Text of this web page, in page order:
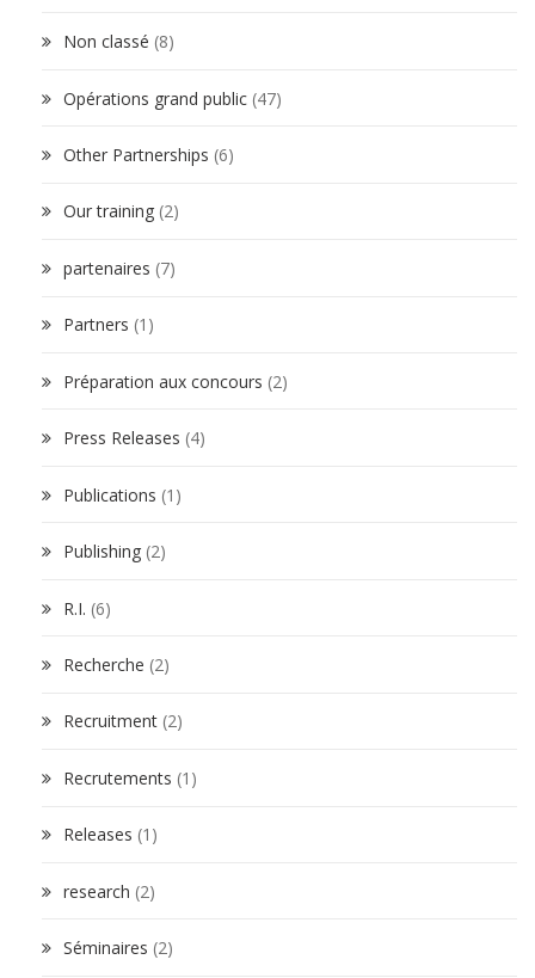
Non classé (8)
Opérations grand public (47)
Other Partnerships (6)
Our training (2)
partenaires (7)
Partners (1)
Préparation aux concours (2)
Press Releases (4)
Publications (1)
Publishing (2)
R.I. (6)
Recherche (2)
Recruitment (2)
Recrutements (1)
Releases (1)
research (2)
Séminaires (2)